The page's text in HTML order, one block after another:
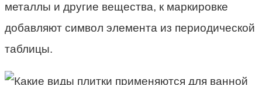
металлы и другие вещества, к маркировке
добавляют символ элемента из периодической
таблицы.